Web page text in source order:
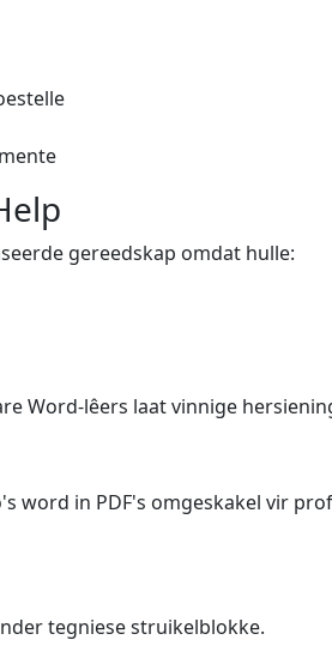
gereedskap omdat hulle:
Word-lêers laat vinnige
word in PDF's omgeskakel vir
tegniese struikelblokke.